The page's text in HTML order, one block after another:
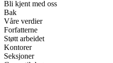
Bli kjent med oss
Bak
Våre verdier
Forfatterne
Støtt arbeidet
Kontorer
Seksjoner